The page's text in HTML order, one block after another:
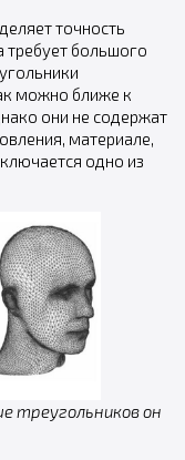
точность
требует большого
можно ближе к
они не содержат
материале,
одно из
треугольников он